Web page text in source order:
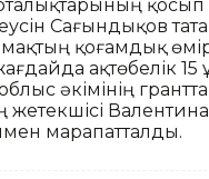
қосып
Сағындықов
қоғамдық
ақтөбелік
әкімінің
жетекшісі
марапатталды.